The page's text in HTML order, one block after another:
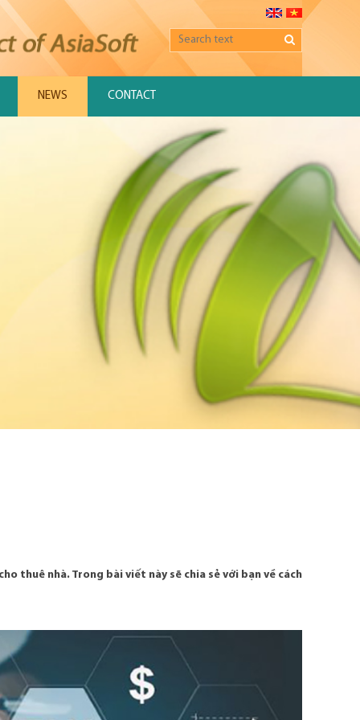
NEWS CONTACT
thuê nhà. Trong bài viết này sẽ chia sẻ với bạn về cách